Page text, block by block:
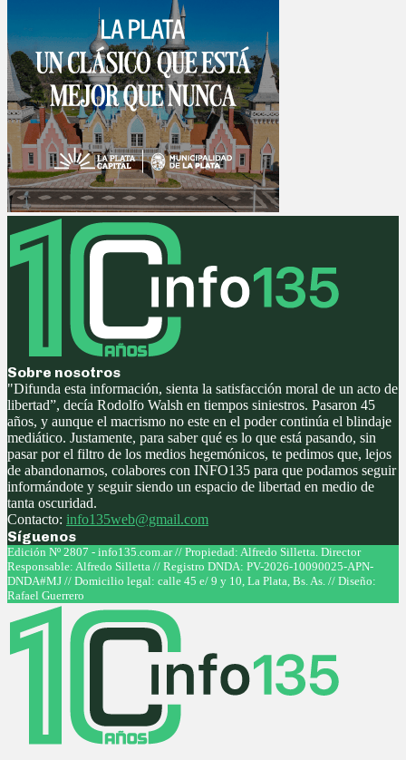
Sobre nosotros
"Difunda esta información, sienta la satisfacción moral de un acto de
libertad”, decía Rodolfo Walsh en tiempos siniestros. Pasaron 45
años, y aunque el macrismo no este en el poder continúa el blindaje
mediático. Justamente, para saber qué es lo que está pasando, sin
pasar por el filtro de los medios hegemónicos, te pedimos que, lejos
de abandonarnos, colabores con INFO135 para que podamos seguir
informándote y seguir siendo un espacio de libertad en medio de
tanta oscuridad.
Contacto: info135web@gmail.com
Síguenos
Facebook
Twitter
Instagram
Youtube
Edición Nº 2807 - info135.com.ar // Propiedad: Alfredo Silletta. Director
Responsable: Alfredo Silletta // Registro DNDA: PV-2026-10090025-APN-
DNDA#MJ // Domicilio legal: calle 45 e/ 9 y 10, La Plata, Bs. As. // Diseño:
Rafael Guerrero